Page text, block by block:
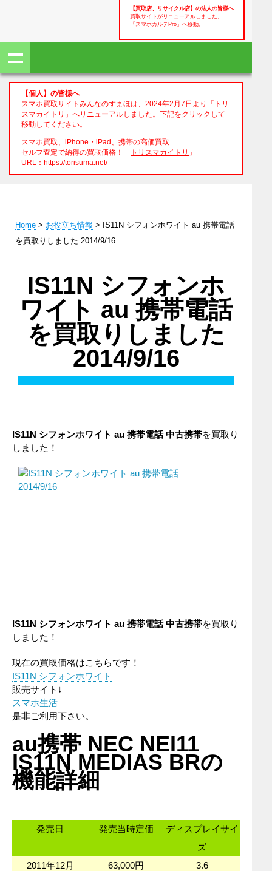
【買取店、リサイクル店】の法人の皆様へ
買取サイトがリニューアルしました。
「スマホカルテPro」 へ移動。
【個人】の皆様へ
スマホ買取サイトみんなのすまほは、2024年2月7日より「トリ
スマカイトリ」へリニューアルしました。下記をクリックして
移動してください。
スマホ買取、iPhone・iPad、携帯の高価買取
セルフ査定で納得の買取価格！「 トリスマカイトリ 」
URL： https://torisuma.net/
Home > お役立ち情報 > IS11N シフォンホワイト au 携帯電話
を買取りしました 2014/9/16
IS11N シフォンホ
ワイト au 携帯電話
を買取りしました
2014/9/16
IS11N シフォンホワイト au 携帯電話 中古携帯を買取り
しました！
IS11N シフォンホワイト au 携帯電話 中古携帯を買取り
しました！
現在の買取価格はこちらです！
IS11N シフォンホワイト
販売サイト↓
スマホ生活
是非ご利用下さい。
au携帯 NEC NEI11
IS11N MEDIAS BRの
機能詳細
発売日 発売当時定価
ディスプレイサイ
ズ
2011年12月
63,000円
3.6